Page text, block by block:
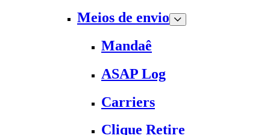
Meios de envio
Mandaê
ASAP Log
Carriers
Clique Retire